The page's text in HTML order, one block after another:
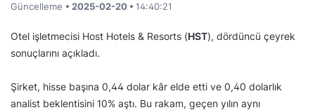
Güncelleme • 2025-02-20 • 14:40:21
Otel işletmecisi Host Hotels & Resorts (HST), dördüncü çeyrek
sonuçlarını açıkladı.
Şirket, hisse başına 0,44 dolar kâr elde etti ve 0,40 dolarlık
analist beklentisini 10% aştı. Bu rakam, geçen yılın aynı